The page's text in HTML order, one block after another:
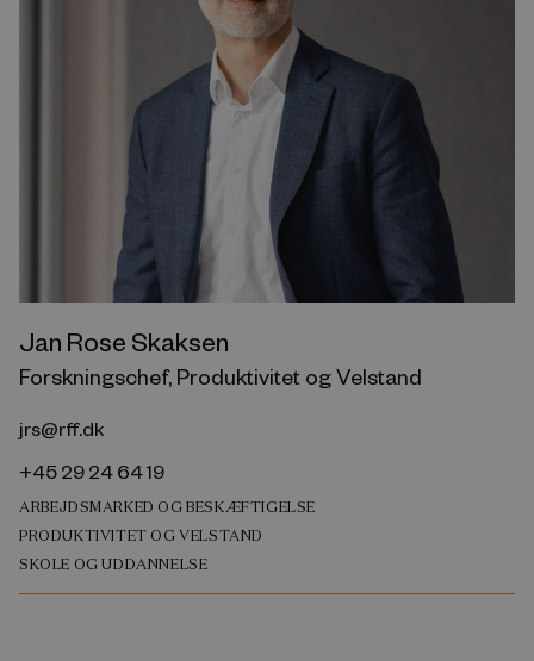
Jan Rose Skaksen
Forskningschef, Produktivitet og Velstand
jrs@rff.dk
+45 29 24 64 19
ARBEJDSMARKED OG BESKÆFTIGELSE
PRODUKTIVITET OG VELSTAND
SKOLE OG UDDANNELSE